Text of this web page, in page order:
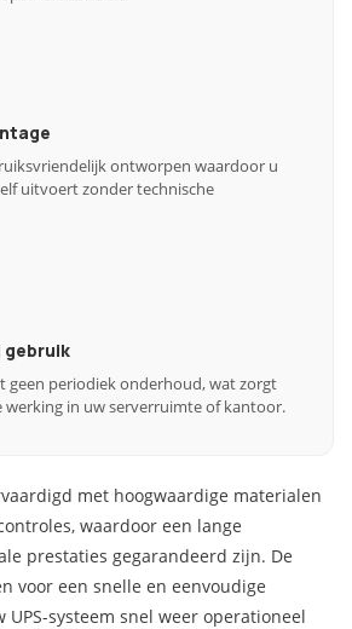
ontworpen waardoor u
uitvoert zonder technische
gebruik
geen periodiek onderhoud, wat zorgt
werking in uw serverruimte of kantoor.
met hoogwaardige materialen
waardoor een lange
prestaties gegarandeerd zijn. De
voor een snelle en eenvoudige
systeem snel weer operationeel